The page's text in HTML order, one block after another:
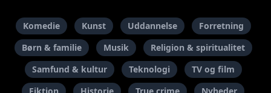
Komedie Kunst Uddannelse
Forretning
Børn & familie
Musik
Religion & spiritualitet
Samfund & kultur
Teknologi
TV og film